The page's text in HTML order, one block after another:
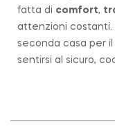
fatta di comfort,
attenzioni costanti.
seconda casa per
sentirsi al sicuro,